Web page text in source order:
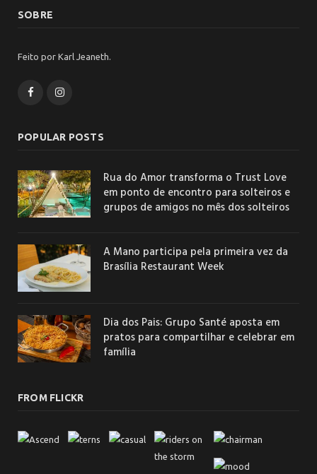
SOBRE
Feito por Karl Jeaneth.
FacebookInstagram
POPULAR POSTS
Rua do Amor transforma o Trust Love
em ponto de encontro para solteiros e
grupos de amigos no mês dos solteiros
A Mano participa pela primeira vez da
Brasília Restaurant Week
Dia dos Pais: Grupo Santé aposta em
pratos para compartilhar e celebrar em
família
FROM FLICKR